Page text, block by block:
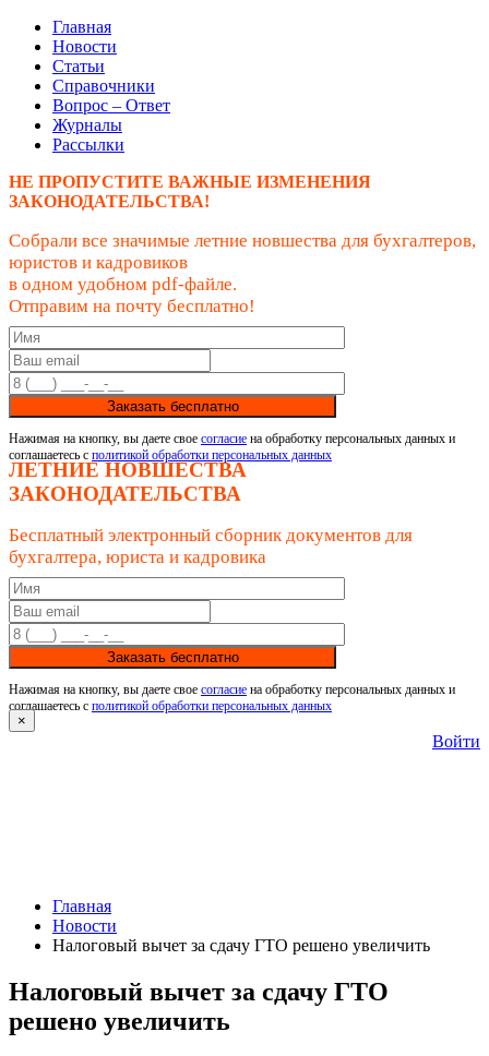
Главная
Новости
Статьи
Справочники
Вопрос – Ответ
Журналы
Рассылки
НЕ ПРОПУСТИТЕ ВАЖНЫЕ ИЗМЕНЕНИЯ
ЗАКОНОДАТЕЛЬСТВА!
Собрали все значимые летние новшества для бухгалтеров,
юристов и кадровиков
в одном удобном pdf-файле.
Отправим на почту бесплатно!
Заказать бесплатно
Нажимая на кнопку, вы даете свое согласие на обработку персональных данных и
соглашаетесь с политикой обработки персональных данных
ЛЕТНИЕ НОВШЕСТВА
ЗАКОНОДАТЕЛЬСТВА
Бесплатный электронный сборник документов для
бухгалтера, юриста и кадровика
Заказать бесплатно
Нажимая на кнопку, вы даете свое согласие на обработку персональных данных и
соглашаетесь с политикой обработки персональных данных
×
Войти
Главная
Новости
Налоговый вычет за сдачу ГТО решено увеличить
Налоговый вычет за сдачу ГТО
решено увеличить